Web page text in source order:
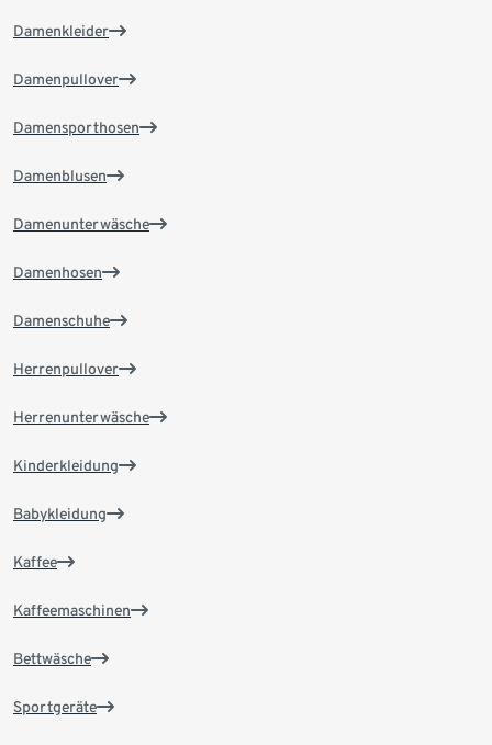
Damenkleider
Damenpullover
Damensporthosen
Damenblusen
Damenunterwäsche
Damenhosen
Damenschuhe
Herrenpullover
Herrenunterwäsche
Kinderkleidung
Babykleidung
Kaffee
Kaffeemaschinen
Bettwäsche
Sportgeräte